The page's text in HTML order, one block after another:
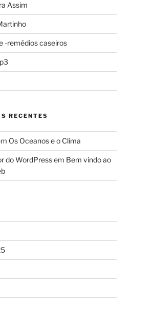
Assim
-remédios caseiros
RECENTES
Os Oceanos e o Clima
do WordPressem Bem vindo ao